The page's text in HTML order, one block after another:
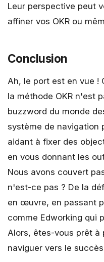
Leur perspective peut
affiner vos OKR ou
Conclusion
Ah, le port est en vue !
la méthode OKR n'est
buzzword du monde
système de navigation
aidant à fixer des
en vous donnant les
Nous avons couvert
n'est-ce pas ? De la
en œuvre, en passant
comme Edworking qui
Alors, êtes-vous prêt à
naviguer vers le